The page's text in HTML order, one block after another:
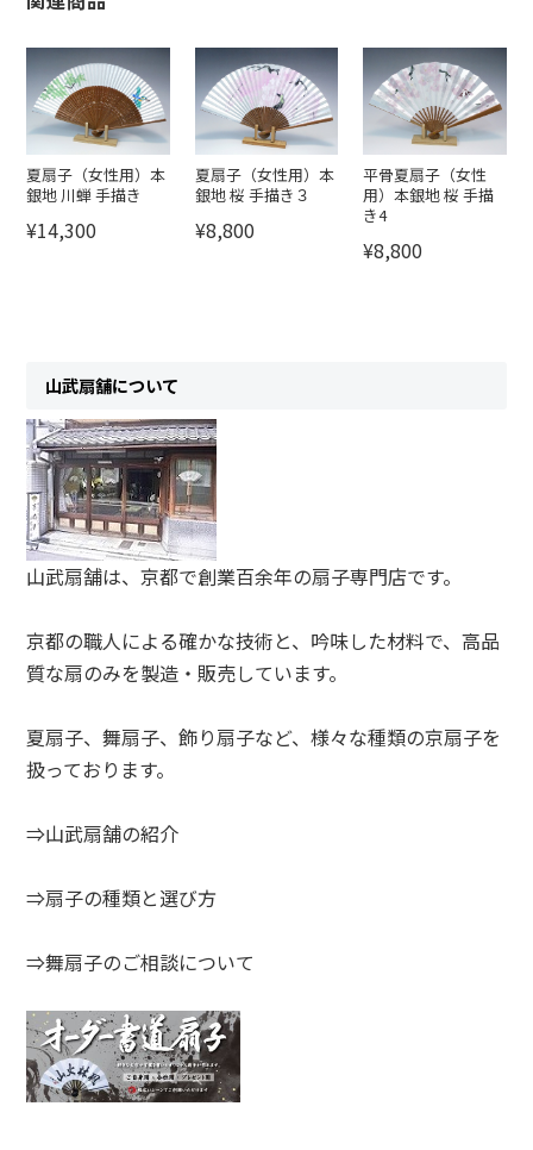
夏扇子（女性用）本
銀地 川蝉 手描き
¥14,300
夏扇子（女性用）本
銀地 桜 手描き３
¥8,800
平骨夏扇子（女性
用）本銀地 桜 手描
き4
¥8,800
山武扇舗について
山武扇舗は、京都で創業百余年の扇子専門店です。
京都の職人による確かな技術と、吟味した材料で、高品
質な扇のみを製造・販売しています。
夏扇子、舞扇子、飾り扇子など、様々な種類の京扇子を
扱っております。
⇒山武扇舗の紹介
⇒扇子の種類と選び方
⇒舞扇子のご相談について